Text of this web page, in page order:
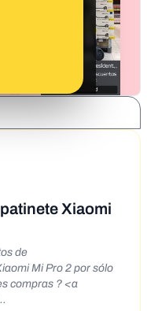
Xiaomi
de
Mi Pro 2 por sólo
compras ? <a